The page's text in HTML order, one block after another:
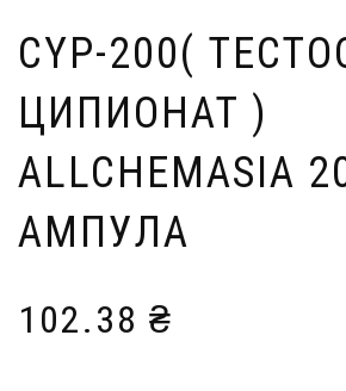
CYP-200(
ЦИПИОНАТ )
ALLCHEMASIA
АМПУЛА
102.38 ₴